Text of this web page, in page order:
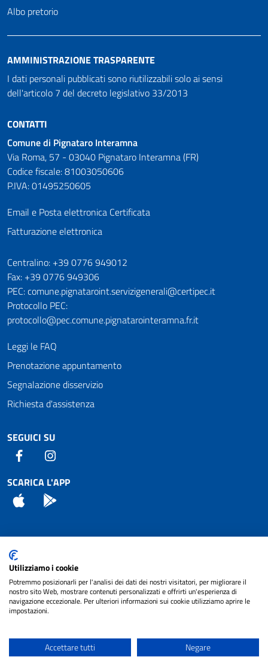
Albo pretorio
AMMINISTRAZIONE TRASPARENTE
I dati personali pubblicati sono riutilizzabili solo ai sensi
dell'articolo 7 del decreto legislativo 33/2013
CONTATTI
Comune di Pignataro Interamna
Via Roma, 57 - 03040 Pignataro Interamna (FR)
Codice fiscale: 81003050606
P.IVA: 01495250605
Email e Posta elettronica Certificata
Fatturazione elettronica
Numeri utili
Centralino: +39 0776 949012
Fax: +39 0776 949306
PEC: comune.pignataroint.servizigenerali@certipec.it
Protocollo PEC:
protocollo@pec.comune.pignatarointeramna.fr.it
Leggi le FAQ
Prenotazione appuntamento
Segnalazione disservizio
Richiesta d'assistenza
SEGUICI SU
Facebook
SCARICA L'APP
App Store
Attuazione Misure PNRR
Piano di miglioramento del sito
Note legali
cura diNET SMART
Utilizziamo i cookie
Potremmo posizionarli per l'analisi dei dati dei nostri visitatori, per migliorare il
nostro sito Web, mostrare contenuti personalizzati e offrirti un'esperienza di
navigazione eccezionale. Per ulteriori informazioni sui cookie utilizziamo aprire le
impostazioni.
Accettare tutti Negare